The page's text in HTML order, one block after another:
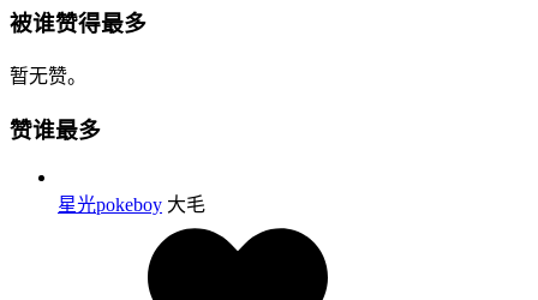
被谁赞得最多
暂无赞。
赞谁最多
星光pokeboy 大毛